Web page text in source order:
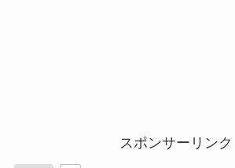
スポンサーリンク